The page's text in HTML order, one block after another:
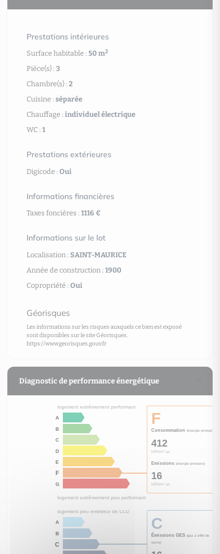
Prestations intérieures
Surface habitable :50 m2
Pièce(s) :3
Chambre(s) :2
Cuisine :séparée
Chauffage :individuel électrique
WC :1
Prestations extérieures
Digicode :Oui
Informations financières
Taxes foncières :1116 €
Informations sur le lot
Localisation : SAINT-MAURICE
Année de construction :1900
Copropriété :Oui
Géorisques
Les informations sur les risques auxquels ce bien est exposé
sont disponibles sur le site Géorisques.
https://www.georisques.gouv.fr
Diagnostic de performance énergétique